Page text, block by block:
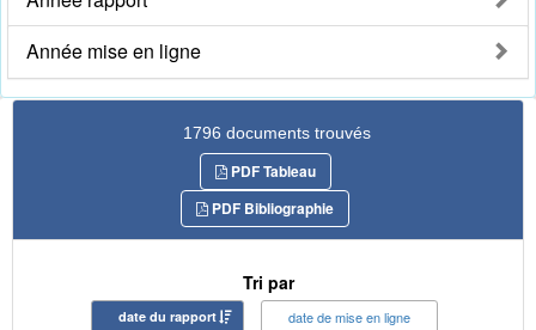
Année mise en ligne
1796 documents trouvés
PDF Tableau
PDF Bibliographie
Tri par
date du rapport date de mise en ligne